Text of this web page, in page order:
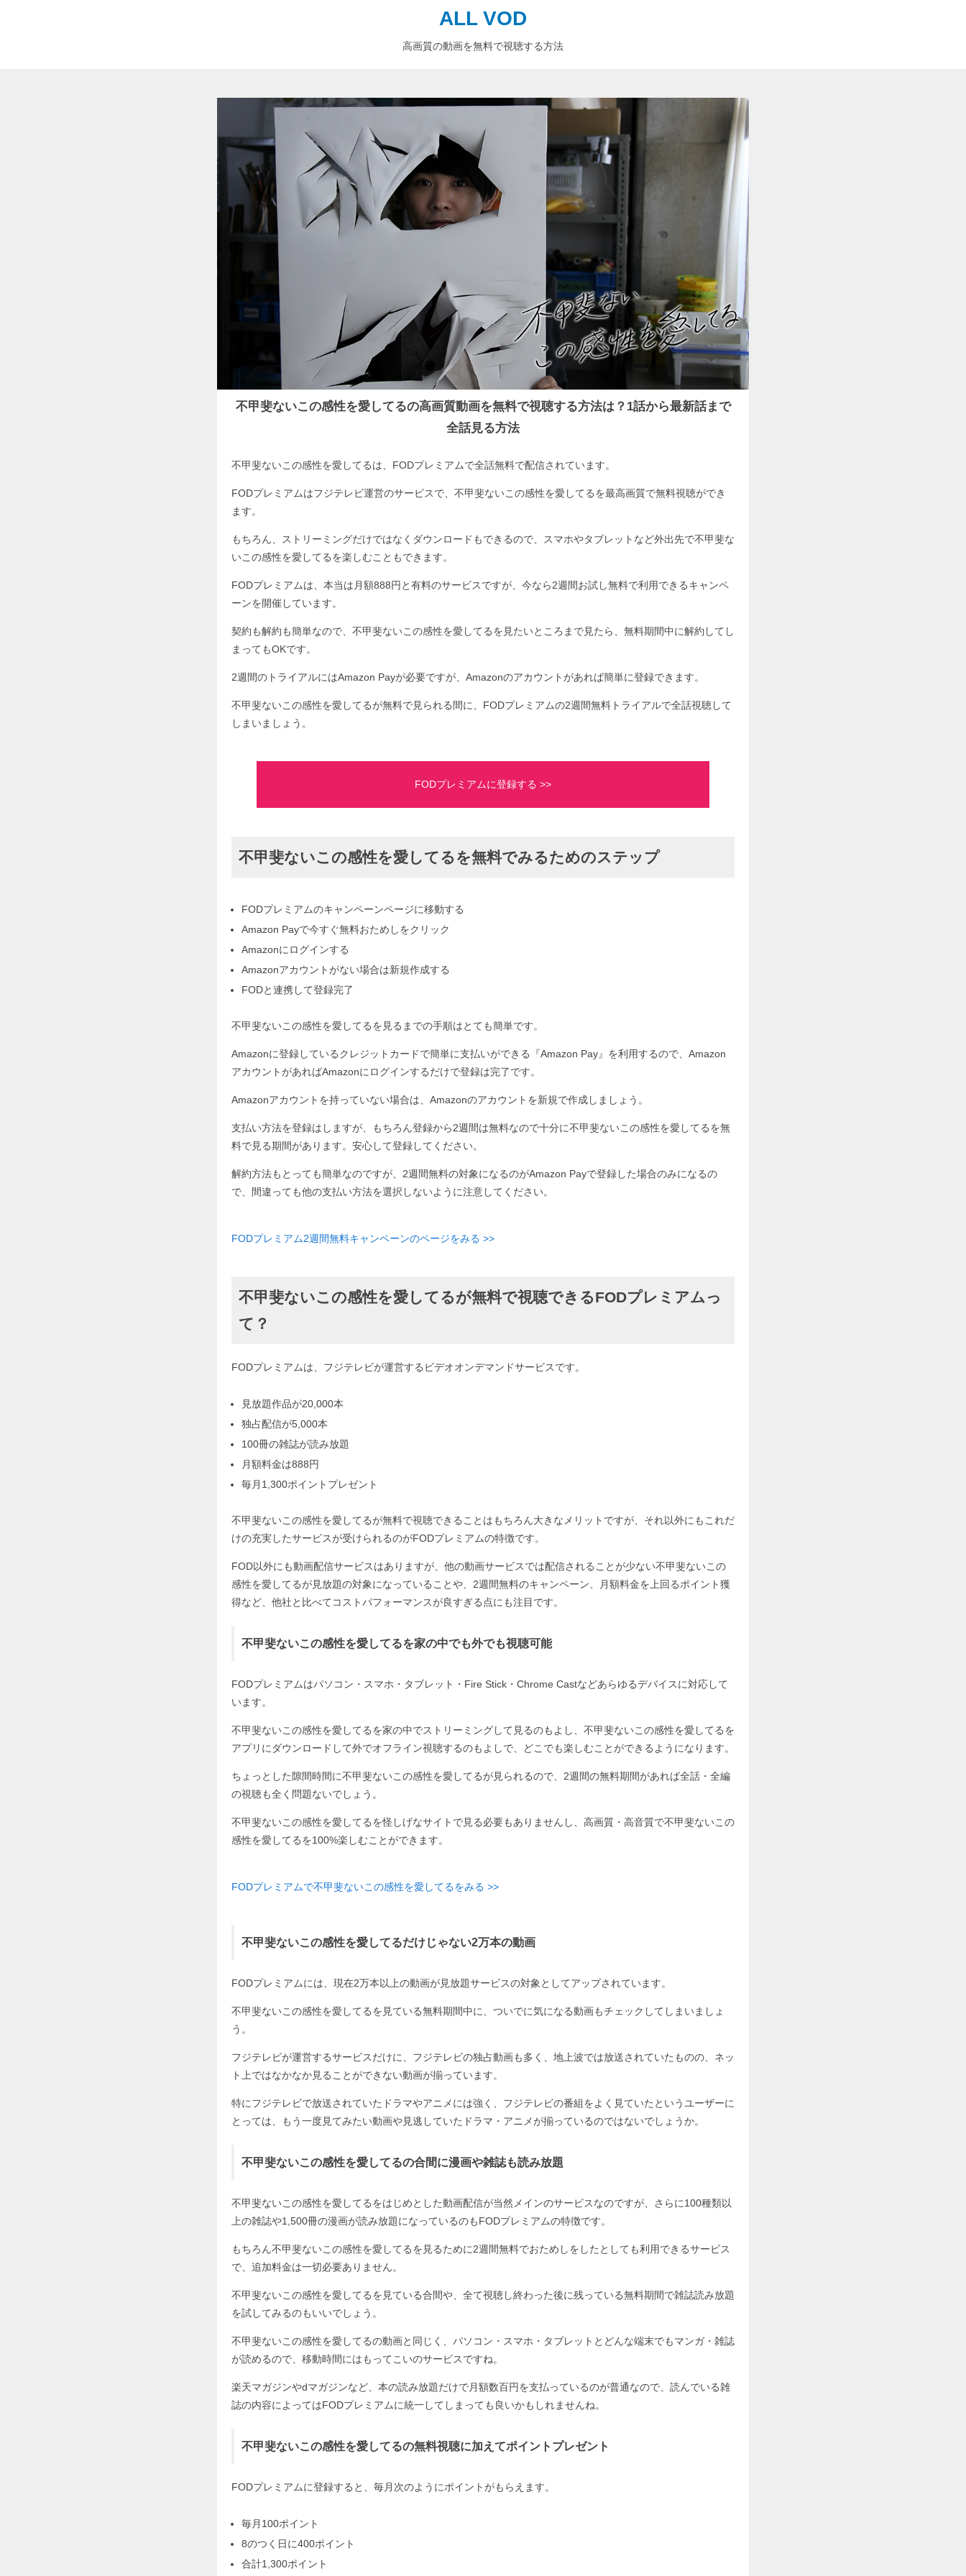
ALL VOD
高画質の動画を無料で視聴する方法
不甲斐ないこの感性を愛してるの高画質動画を無料で視聴する方法は？1話から最新話まで
全話見る方法
不甲斐ないこの感性を愛してるは、FODプレミアムで全話無料で配信されています。
FODプレミアムはフジテレビ運営のサービスで、不甲斐ないこの感性を愛してるを最高画質で無料視聴ができ
ます。
もちろん、ストリーミングだけではなくダウンロードもできるので、スマホやタブレットなど外出先で不甲斐な
いこの感性を愛してるを楽しむこともできます。
FODプレミアムは、本当は月額888円と有料のサービスですが、今なら2週間お試し無料で利用できるキャンペ
ーンを開催しています。
契約も解約も簡単なので、不甲斐ないこの感性を愛してるを見たいところまで見たら、無料期間中に解約してし
まってもOKです。
2週間のトライアルにはAmazon Payが必要ですが、Amazonのアカウントがあれば簡単に登録できます。
不甲斐ないこの感性を愛してるが無料で見られる間に、FODプレミアムの2週間無料トライアルで全話視聴して
しまいましょう。
FODプレミアムに登録する >>
不甲斐ないこの感性を愛してるを無料でみるためのステップ
FODプレミアムのキャンペーンページに移動する
Amazon Payで今すぐ無料おためしをクリック
Amazonにログインする
Amazonアカウントがない場合は新規作成する
FODと連携して登録完了
不甲斐ないこの感性を愛してるを見るまでの手順はとても簡単です。
Amazonに登録しているクレジットカードで簡単に支払いができる『Amazon Pay』を利用するので、Amazon
アカウントがあればAmazonにログインするだけで登録は完了です。
Amazonアカウントを持っていない場合は、Amazonのアカウントを新規で作成しましょう。
支払い方法を登録はしますが、もちろん登録から2週間は無料なので十分に不甲斐ないこの感性を愛してるを無
料で見る期間があります。安心して登録してください。
解約方法もとっても簡単なのですが、2週間無料の対象になるのがAmazon Payで登録した場合のみになるの
で、間違っても他の支払い方法を選択しないように注意してください。
FODプレミアム2週間無料キャンペーンのページをみる >>
不甲斐ないこの感性を愛してるが無料で視聴できるFODプレミアムっ
て？
FODプレミアムは、フジテレビが運営するビデオオンデマンドサービスです。
見放題作品が20,000本
独占配信が5,000本
100冊の雑誌が読み放題
月額料金は888円
毎月1,300ポイントプレゼント
不甲斐ないこの感性を愛してるが無料で視聴できることはもちろん大きなメリットですが、それ以外にもこれだ
けの充実したサービスが受けられるのがFODプレミアムの特徴です。
FOD以外にも動画配信サービスはありますが、他の動画サービスでは配信されることが少ない不甲斐ないこの
感性を愛してるが見放題の対象になっていることや、2週間無料のキャンペーン、月額料金を上回るポイント獲
得など、他社と比べてコストパフォーマンスが良すぎる点にも注目です。
不甲斐ないこの感性を愛してるを家の中でも外でも視聴可能
FODプレミアムはパソコン・スマホ・タブレット・Fire Stick・Chrome Castなどあらゆるデバイスに対応して
います。
不甲斐ないこの感性を愛してるを家の中でストリーミングして見るのもよし、不甲斐ないこの感性を愛してるを
アプリにダウンロードして外でオフライン視聴するのもよしで、どこでも楽しむことができるようになります。
ちょっとした隙間時間に不甲斐ないこの感性を愛してるが見られるので、2週間の無料期間があれば全話・全編
の視聴も全く問題ないでしょう。
不甲斐ないこの感性を愛してるを怪しげなサイトで見る必要もありませんし、高画質・高音質で不甲斐ないこの
感性を愛してるを100%楽しむことができます。
FODプレミアムで不甲斐ないこの感性を愛してるをみる >>
不甲斐ないこの感性を愛してるだけじゃない2万本の動画
FODプレミアムには、現在2万本以上の動画が見放題サービスの対象としてアップされています。
不甲斐ないこの感性を愛してるを見ている無料期間中に、ついでに気になる動画もチェックしてしまいましょ
う。
フジテレビが運営するサービスだけに、フジテレビの独占動画も多く、地上波では放送されていたものの、ネッ
ト上ではなかなか見ることができない動画が揃っています。
特にフジテレビで放送されていたドラマやアニメには強く、フジテレビの番組をよく見ていたというユーザーに
とっては、もう一度見てみたい動画や見逃していたドラマ・アニメが揃っているのではないでしょうか。
不甲斐ないこの感性を愛してるの合間に漫画や雑誌も読み放題
不甲斐ないこの感性を愛してるをはじめとした動画配信が当然メインのサービスなのですが、さらに100種類以
上の雑誌や1,500冊の漫画が読み放題になっているのもFODプレミアムの特徴です。
もちろん不甲斐ないこの感性を愛してるを見るために2週間無料でおためしをしたとしても利用できるサービス
で、追加料金は一切必要ありません。
不甲斐ないこの感性を愛してるを見ている合間や、全て視聴し終わった後に残っている無料期間で雑誌読み放題
を試してみるのもいいでしょう。
不甲斐ないこの感性を愛してるの動画と同じく、パソコン・スマホ・タブレットとどんな端末でもマンガ・雑誌
が読めるので、移動時間にはもってこいのサービスですね。
楽天マガジンやdマガジンなど、本の読み放題だけで月額数百円を支払っているのが普通なので、読んでいる雑
誌の内容によってはFODプレミアムに統一してしまっても良いかもしれませんね。
不甲斐ないこの感性を愛してるの無料視聴に加えてポイントプレゼント
FODプレミアムに登録すると、毎月次のようにポイントがもらえます。
毎月100ポイント
8のつく日に400ポイント
合計1,300ポイント